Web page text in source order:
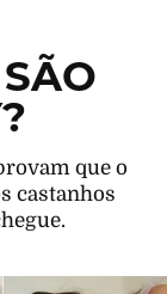
que o
castanhos